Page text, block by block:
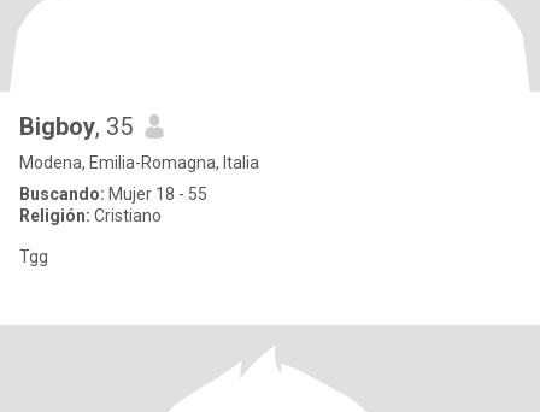
Bigboy, 35
Modena, Emilia-Romagna, Italia
Buscando: Mujer 18 - 55
Religión: Cristiano
Tgg